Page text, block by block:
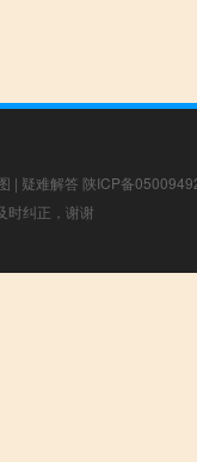
| 疑难解答 陕ICP备
时纠正，谢谢